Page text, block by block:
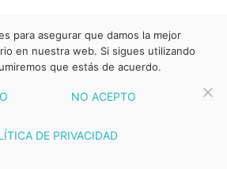
para asegurar que damos la mejor
en nuestra web. Si sigues utilizando
que estás de acuerdo.
NO ACEPTO
DE PRIVACIDAD